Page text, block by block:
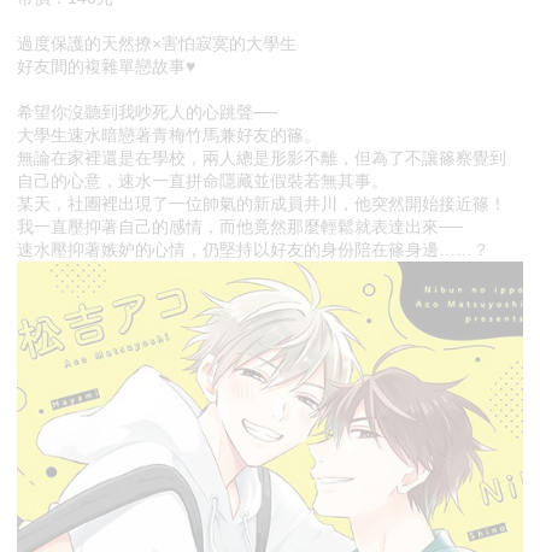
過度保護的天然撩×害怕寂寞的大學生
好友間的複雜單戀故事♥
希望你沒聽到我吵死人的心跳聲──
大學生速水暗戀著青梅竹馬兼好友的篠。
無論在家裡還是在學校，兩人總是形影不離，但為了不讓篠察覺到
自己的心意，速水一直拼命隱藏並假裝若無其事。
某天，社團裡出現了一位帥氣的新成員井川，他突然開始接近篠！
我一直壓抑著自己的感情，而他竟然那麼輕鬆就表達出來──
速水壓抑著嫉妒的心情，仍堅持以好友的身份陪在篠身邊……？